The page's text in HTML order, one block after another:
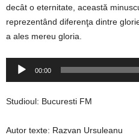
decât o eternitate, această
reprezentând diferenţa dintre
a ales mereu gloria.
Player
00:00
Studioul: Bucuresti FM
Autor texte: Razvan Ursuleanu